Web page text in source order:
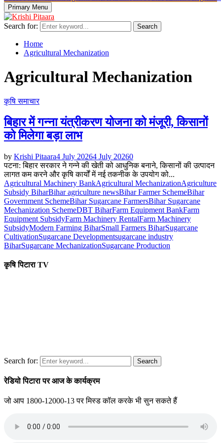
Primary Menu
Search for: Search
Home
Agricultural Mechanization
Agricultural Mechanization
कृषि समाचार
बिहार में गन्ना यंत्रीकरण योजना को मंजूरी, किसानों
को मिलेगा बड़ा लाभ
by Krishi Pitaara4 July 20264 July 20260
पटना: बिहार सरकार ने गन्ने की खेती को आधुनिक बनाने, किसानों की उत्पादन
लागत कम करने और कृषि कार्यों में नई तकनीक के उपयोग को...
Agricultural Machinery BankAgricultural MechanizationAgriculture
Subsidy BiharBihar agriculture newsBihar Farmer SchemeBihar
Government SchemeBihar Sugarcane FarmersBihar Sugarcane
Mechanization SchemeDBT BiharFarm Equipment BankFarm
Equipment SubsidyFarm Machinery RentalFarm Machinery
SubsidyModern Farming BiharSmall Farmers BiharSugarcane
CultivationSugarcane Developmentsugarcane industry
BiharSugarcane MechanizationSugarcane Production
कृषि पिटारा TV
Search for: Search
रेडियो पिटारा पर आज के कार्यक्रम
जो आप 1800-12000-13 पर मिस्ड कॉल करके भी सुन सकते हैं